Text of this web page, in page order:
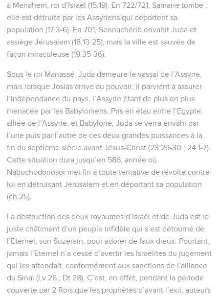
à Menahem, roi d’Israël (15.19). En 722/721, Samarie tombe ;
elle est détruite par les Assyriens qui déportent sa
population (17.3-6). En 701, Sennachérib envahit Juda et
assiège Jérusalem (18.13-25), mais la ville est sauvée de
façon miraculeuse (19.35-36).
Sous le roi Manassé, Juda demeure le vassal de l’Assyrie,
mais lorsque Josias arrive au pouvoir, il parvient à assurer
l’indépendance du pays, l’Assyrie étant de plus en plus
menacée par les Babyloniens. Pris en étau entre l’Egypte,
alliée de l’Assyrie, et Babylone, Juda se verra envahi par
l’une puis par l’autre de ces deux grandes puissances à la
fin du septième siècle avant Jésus-Christ (23.29-30 ; 24.1-7).
Cette situation dura jusqu’en 586, année où
Nabuchodonosor met fin à toute tentative de révolte contre
lui en détruisant Jérusalem et en déportant sa population
(ch.25).
La destruction des deux royaumes d’Israël et de Juda est le
juste châtiment d’un peuple infidèle qui s’est détourné de
l’Eternel, son Suzerain, pour adorer de faux dieux. Pourtant,
jamais l’Eternel n’a cessé d’avertir les Israélites du jugement
qui les attendait, conformément aux sanctions de l’alliance
du Sinaï (Lv 26 ; Dt 28). C’est, en effet, pendant la période
couverte par 2 Rois que les prophètes d’avant l’exil, auteurs